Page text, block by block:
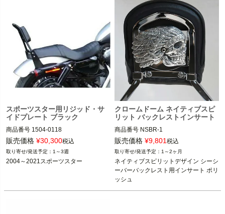
スポーツスター用リジッド・サ
イドプレート ブラック
商品番号 1504-0118
旧型番：1504-0027
BC：491579
2004～2021 スポーツスター
リティーズ）
販売価格 ¥30,300税込
1～3週
2004～2021スポーツスター
クロームドーム ネイティブスピ
リット バックレストインサート
商品番号 NSBR-1
CHROME DOME(クローム ドーム)
販売価格 ¥9,801税込
1～2ヶ月
ネイティブスピリットデザイン シーシ
ーバーバックレスト用インサート ポリ
ッシュ